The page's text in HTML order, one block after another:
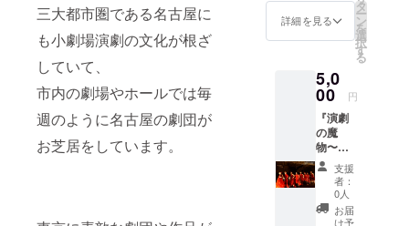
三大都市圏である名古屋に
も小劇場演劇の文化が根ざ
していて、
市内の劇場やホールでは毎
週のように名古屋の劇団が
お芝居をしています。
元ネ
タ、劇
団員の
り、照
明デー
タや
キュー
シート
です。
本公演
をもっ
と知り
たい方
にオス
詳細を見る
タ
ー
ン
を
選
択
す
る
5,0
00 円
『演劇
の魔
物〜女
優、跳
梁跋扈
（リビ
ング
デッ
支援
者：
0人
お届
け予